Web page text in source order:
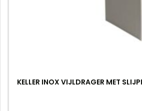
KELLER INOX VIJLDRAGER MET